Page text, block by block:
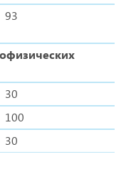
93
30
100
30